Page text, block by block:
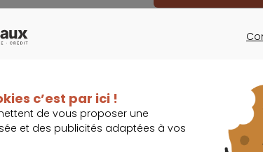
Les acheteurs négocient moins
Dans cette commune qui ne compte qu’un
c’est par ici !
de vous proposer une
et des publicités adaptées à vos